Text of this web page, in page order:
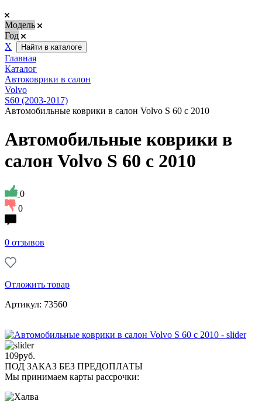
Модель
Год
Х
Найти в каталоге
Главная
Каталог
Автоковрики в салон
Volvo
S60 (2003-2017)
Автомобильные коврики в салон Volvo S 60 с 2010
Автомобильные коврики в
салон Volvo S 60 с 2010
0
0
0 отзывов
Отложить товар
Артикул: 73560
109руб.
ПОД ЗАКАЗ БЕЗ ПРЕДОПЛАТЫ
Мы принимаем карты рассрочки: